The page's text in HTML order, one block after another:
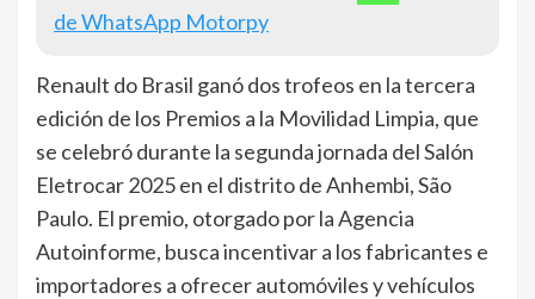
de WhatsApp Motorpy
Renault do Brasil ganó dos trofeos en la tercera
edición de los Premios a la Movilidad Limpia, que
se celebró durante la segunda jornada del Salón
Eletrocar 2025 en el distrito de Anhembi, São
Paulo. El premio, otorgado por la Agencia
Autoinforme, busca incentivar a los fabricantes e
importadores a ofrecer automóviles y vehículos